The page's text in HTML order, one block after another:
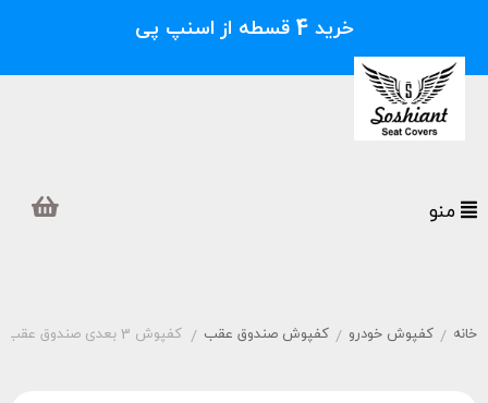
خرید 4 قسطه از اسنپ پی
خانه / کفپوش خودرو / کفپوش صندوق عقب / کفپوش 3 بعدی صندوق عقب ام وی ام X55 پرو